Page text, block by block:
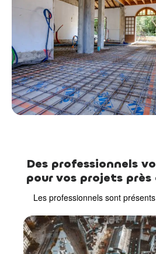
Des professionnels
pour vos projets près
Les professionnels sont